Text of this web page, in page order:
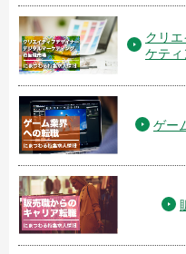
クリ
ケテ
ゲー